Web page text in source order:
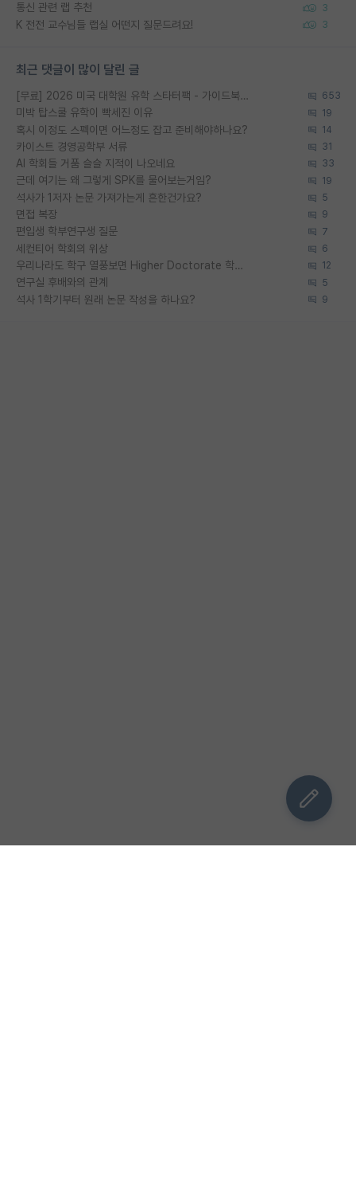
통신 관련 랩 추천 3
K 전전 교수님들 랩실 어떤지 질문드려요! 3
최근 댓글이 많이 달린 글
[무료] 2026 미국 대학원 유학 스타터팩 - 가이드북 & 합격자 컨택메일 템플릿 653
미박 탑스쿨 유학이 빡세진 이유 19
혹시 이정도 스펙이면 어느정도 잡고 준비해야하나요? 14
카이스트 경영공학부 서류 31
AI 학회들 거품 슬슬 지적이 나오네요 33
근데 여기는 왜 그렇게 SPK를 물어보는거임? 19
석사가 1저자 논문 가져가는게 흔한건가요? 5
면접 복장 9
편입생 학부연구생 질문 7
세컨티어 학회의 위상 6
우리나라도 학구 열풍보면 Higher Doctorate 학위가 필요하다고 봅니다. 12
연구실 후배와의 관계 5
석사 1학기부터 원래 논문 작성을 하나요? 9